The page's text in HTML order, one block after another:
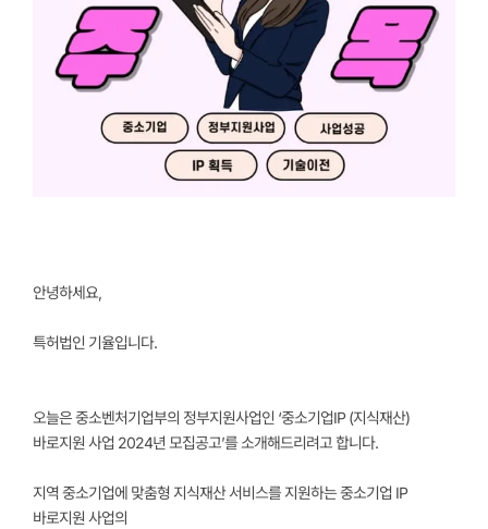
안녕하세요,
특허법인 기율입니다.
오늘은 중소벤처기업부의 정부지원사업인 ‘중소기업IP (지식재산)
바로지원 사업 2024년 모집공고’를 소개해드리려고 합니다.
지역 중소기업에 맞춤형 지식재산 서비스를 지원하는 중소기업 IP
바로지원 사업의